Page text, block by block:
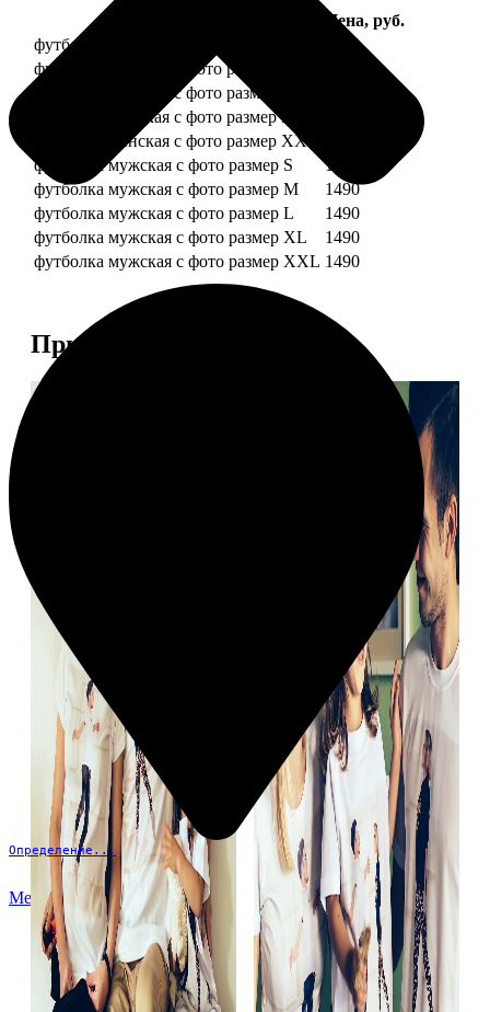
Определение...
Меню
Цена, руб.
футболка женская с фото размер S
1490
футболка женская с фото размер M
футболка женская с фото размер L
футболка женская с фото размер XL
футболка женская с фото размер XXL
футболка мужская с фото размер S
1490
футболка мужская с фото размер M
1490
футболка мужская с фото размер L
1490
футболка мужская с фото размер XL
1490
футболка мужская с фото размер XXL 1490
Примеры работ